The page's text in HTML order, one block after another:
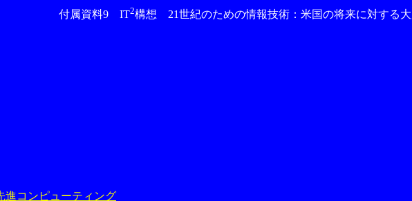
付属資料9 IT2構想 21世紀のための情報技術：米国の将来に対する
コンピューティング